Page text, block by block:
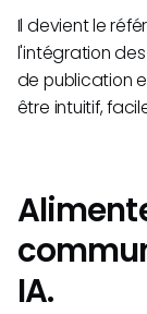
Il devient le
l'intégration
de publication
être intuitif,
IA.